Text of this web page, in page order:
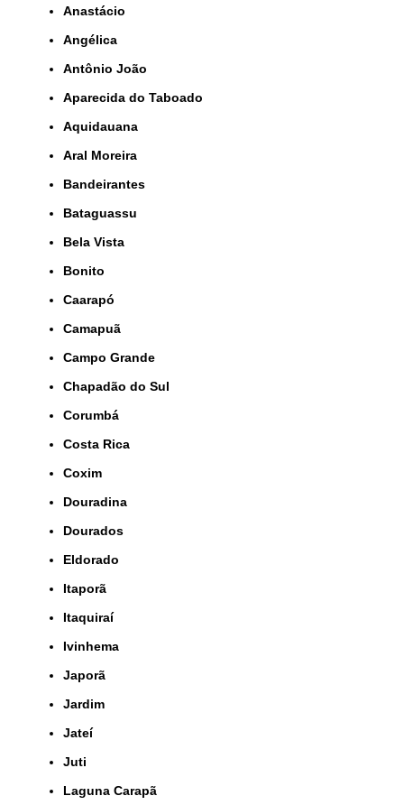
Anastácio
Angélica
Antônio João
Aparecida do Taboado
Aquidauana
Aral Moreira
Bandeirantes
Bataguassu
Bela Vista
Bonito
Caarapó
Camapuã
Campo Grande
Chapadão do Sul
Corumbá
Costa Rica
Coxim
Douradina
Dourados
Eldorado
Itaporã
Itaquiraí
Ivinhema
Japorã
Jardim
Jateí
Juti
Laguna Carapã